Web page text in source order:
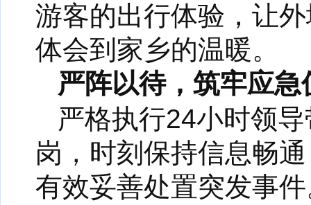
游客的出行体验，让
体会到家乡的温暖。
严阵以待，筑牢应急
严格执行24小时领
岗，时刻保持信息畅
有效妥善处置突发事